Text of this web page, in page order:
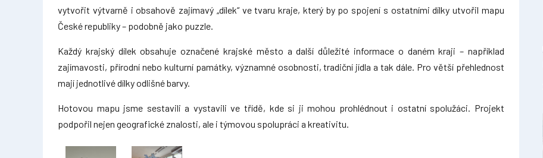
vytvořit výtvarně i obsahově zajímavý „dílek“ ve tvaru kraje, který by po spojení s ostatními dílky utvořil mapu
České republiky – podobně jako puzzle.
Každý krajský dílek obsahuje označené krajské město a další důležité informace o daném kraji – například
zajímavosti, přírodní nebo kulturní památky, významné osobnosti, tradiční jídla a tak dále. Pro větší přehlednost
mají jednotlivé dílky odlišné barvy.
Hotovou mapu jsme sestavili a vystavili ve třídě, kde si ji mohou prohlédnout i ostatní spolužáci. Projekt
podpořil nejen geografické znalosti, ale i týmovou spolupráci a kreativitu.